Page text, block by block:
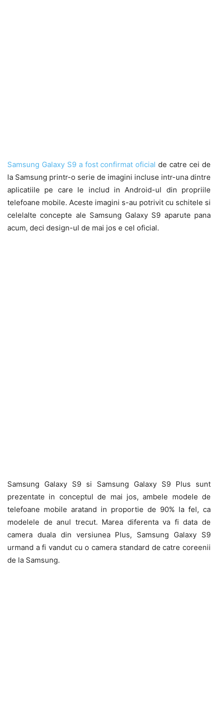
Samsung Galaxy S9 a fost confirmat oficial de catre cei de
la Samsung printr-o serie de imagini incluse intr-una dintre
aplicatiile pe care le includ in Android-ul din propriile
telefoane mobile. Aceste imagini s-au potrivit cu schitele si
celelalte concepte ale Samsung Galaxy S9 aparute pana
acum, deci design-ul de mai jos e cel oficial.
Samsung Galaxy S9 si Samsung Galaxy S9 Plus sunt
prezentate in conceptul de mai jos, ambele modele de
telefoane mobile aratand in proportie de 90% la fel, ca
modelele de anul trecut. Marea diferenta va fi data de
camera duala din versiunea Plus, Samsung Galaxy S9
urmand a fi vandut cu o camera standard de catre coreenii
de la Samsung.